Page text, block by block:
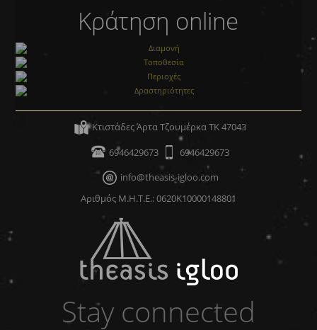
Κράτηση online
Διαμονή
Τοποθεσία
Περιοχές
Δραστηριότητες
Κτιστάδες Άρτα Τζουμέρκα ΤΚ 47043
6946429673
6946429673
info@theasis-igloo.com
Αριθμός Μ.Η.Τ.Ε.: 0620Κ10000148801
Stay connected